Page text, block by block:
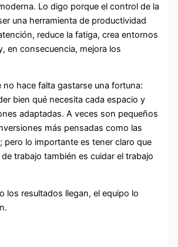
Lo digo porque el control de la
una herramienta de productividad
reduce la fatiga, crea entornos
en consecuencia, mejora los
no hace falta gastarse una fortuna:
bien qué necesita cada espacio y
adaptadas. A veces son pequeños
más pensadas como las
pero lo importante es tener claro que
trabajo también es cuidar el trabajo
los resultados llegan, el equipo lo